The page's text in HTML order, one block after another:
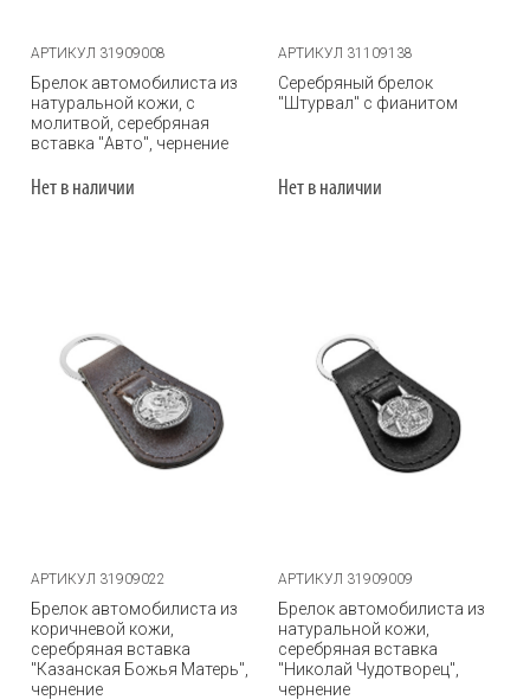
АРТИКУЛ 31909008
Брелок автомобилиста из
натуральной кожи, с
молитвой, серебряная
вставка "Авто", чернение
Нет в наличии
АРТИКУЛ 31109138
Серебряный брелок
"Штурвал" с фианитом
Нет в наличии
АРТИКУЛ 31909022
Брелок автомобилиста из
коричневой кожи,
серебряная вставка
"Казанская Божья Матерь",
чернение
АРТИКУЛ 31909009
Брелок автомобилиста из
натуральной кожи,
серебряная вставка
"Николай Чудотворец",
чернение